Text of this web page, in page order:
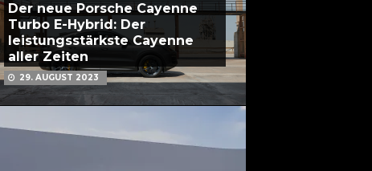
Der neue Porsche Cayenne
Turbo E-Hybrid: Der
leistungsstärkste Cayenne
aller Zeiten
29. AUGUST 2023